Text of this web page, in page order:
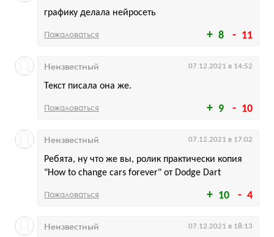
8 11
графику делала нейросеть
Пожаловаться
9 10
Текст писала она же.
Неизвестный 07.12.2021 в 14:52
Пожаловаться
10 4
Ребята, ну что же вы, ролик практически копия
"How to change cars forever" от Dodge Dart
Неизвестный 07.12.2021 в 17:02
Пожаловаться
Неизвестный 07.12.2021 в 18:13